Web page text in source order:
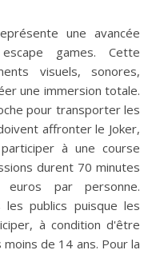
une avancée
games. Cette
visuels, sonores,
une immersion totale.
pour transporter les
affronter le Joker,
à une course
durent 70 minutes
par personne.
publics puisque les
à condition d'être
de 14 ans. Pour la